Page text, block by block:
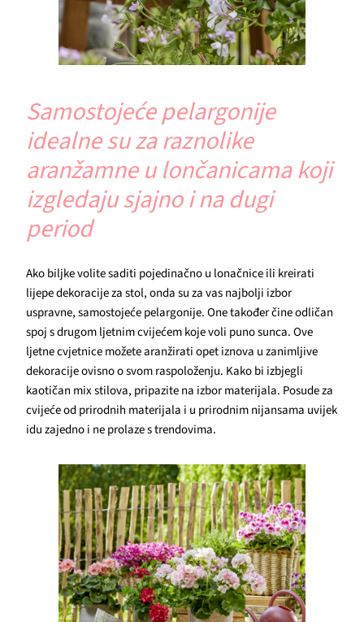
Samostojeće pelargonije
idealne su za raznolike
aranžamne u lončanicama koji
izgledaju sjajno i na dugi
period
Ako biljke volite saditi pojedinačno u lonačnice ili kreirati
lijepe dekoracije za stol, onda su za vas najbolji izbor
uspravne, samostojeće pelargonije. One također čine odličan
spoj s drugom ljetnim cvijećem koje voli puno sunca. Ove
ljetne cvjetnice možete aranžirati opet iznova u zanimljive
dekoracije ovisno o svom raspoloženju. Kako bi izbjegli
kaotičan mix stilova, pripazite na izbor materijala. Posude za
cvijeće od prirodnih materijala i u prirodnim nijansama uvijek
idu zajedno i ne prolaze s trendovima.